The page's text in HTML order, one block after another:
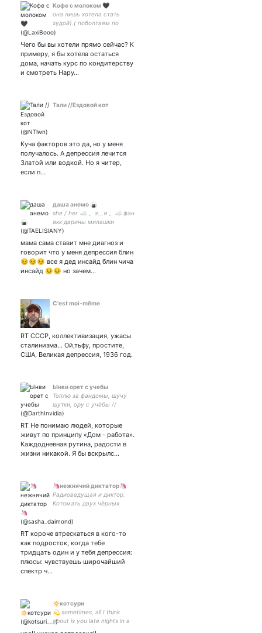
Кофе с молоком 🖤
она лишь хотела стать
худой).( поболтаем по
душам?
Чего бы вы хотели прямо сейчас? К
примеру, я бы хотела остаться
дома, начать курс по кондитерству
и смотреть Нару…
Тали //Ездовой кот
Куча факторов это да, но у меня
получалось. А депрессия лечится
Златой или водкой. Но я читер,
если п…
даша анемо 🍙
she / her ☁ 。७﹏७ 。☁ фан
акк дарины милашки
мама сама ставит мне диагноз и
говорит что у меня депрессия блин
😣😣😣 все я дед инсайд блин чича
инсайд 😣😣 но зачем…
C'est moi-même
RT СССР, коллективизация, ужасы
сталинизма... Ой,тьфу, простите,
США, Великая депрессия, 1936 год.
Ынви орет с учебы
Топлю за фандомы, шучу
шутки, ору с учёбы //
Фандомы: #RE #DOOM
#Fnaf #Undertale #DA //
Мои солнышки: / /
RT Не понимаю людей, которые
живут по принципу «Дом - работа».
Каждодневная рутина, радости в
жизни никакой. Я бы вскрылс…
🦄нежнячий диктатор🦄
Радиоведущая и диктор.
Котомать двух чёрных
В душе панкрок, в
и пафос
RT короче втрескаться в кого-то
как подросток, когда тебе
тридцать один и у тебя депрессия:
плюсы: чувствуешь широчайший
спектр ч…
🔅котсури
💫 sometimes, all I think
about is you late nights in a